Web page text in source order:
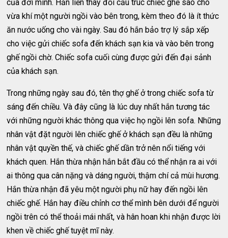
của đời mình. Hắn liền thay đổi cấu trúc chiếc ghế sao cho
vừa khí một người ngồi vào bên trong, kèm theo đó là ít thức
ăn nước uống cho vài ngày. Sau đó hắn bảo trợ lý sắp xếp
cho việc gửi chiếc sofa đến khách sạn kia và vào bên trong
ghế ngồi chờ. Chiếc sofa cuối cùng được gửi đến đại sảnh
của khách sạn.
Trong những ngày sau đó, tên thợ ghế ở trong chiếc sofa từ
sáng đến chiều. Và đây cũng là lúc duy nhất hắn tương tác
với những người khác thông qua việc họ ngồi lên sofa. Những
nhân vật đặt người lên chiếc ghế ở khách sạn đều là những
nhân vật quyền thế, và chiếc ghế dần trở nên nổi tiếng với
khách quen. Hắn thừa nhận hắn bắt đầu có thể nhận ra ai với
ai thông qua cân nặng và dáng người, thậm chí cả mùi hương.
Hắn thừa nhận đã yêu một người phụ nữ hay đến ngồi lên
chiếc ghế. Hắn hay điều chỉnh cơ thể mình bên dưới để người
ngồi trên có thể thoải mái nhất, và hân hoan khi nhận được lời
khen về chiếc ghế tuyệt mĩ này.